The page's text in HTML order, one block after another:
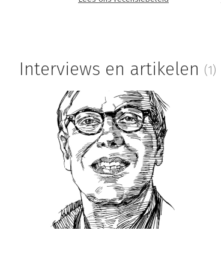
Lees verder
Interviews en artikelen (1)